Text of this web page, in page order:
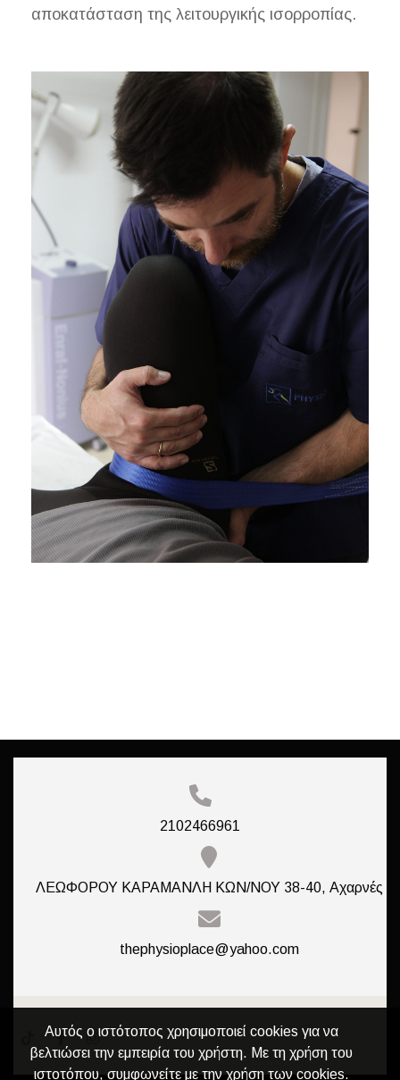
αποκατάσταση της λειτουργικής ισορροπίας.
2102466961
ΛΕΩΦΟΡΟΥ ΚΑΡΑΜΑΝΛΗ ΚΩΝ/ΝΟΥ 38-40, Αχαρνές
thephysioplace@yahoo.com
Αυτός ο ιστότοπος χρησιμοποιεί cookies για να
βελτιώσει την εμπειρία του χρήστη. Με τη χρήση του
ιστοτόπου, συμφωνείτε με την χρήση των cookies.